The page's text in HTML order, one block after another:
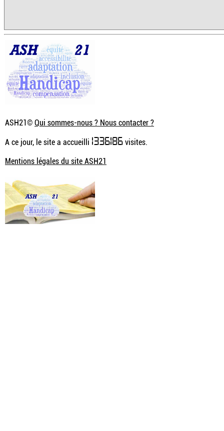
ASH21©Qui sommes-nous ? Nous contacter ?
A ce jour, le site a accueilli 1336186visites.
Mentions légales du site ASH21